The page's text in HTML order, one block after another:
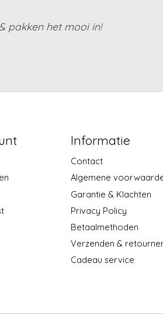
pakken het mooi in!
Informatie
Contact
Algemene
Garantie & Klachten
Privacy Policy
Betaalmethoden
Verzenden &
Cadeau service